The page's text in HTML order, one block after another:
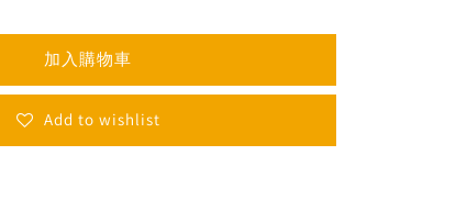
加入購物車
Add to wishlist